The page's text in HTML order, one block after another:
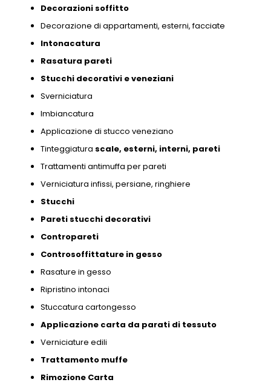
Decorazioni soffitto
Decorazione di appartamenti, esterni,facciate
Intonacatura
Rasatura pareti
Stucchi decorativi eveneziani
Sverniciatura
Imbiancatura
Applicazione di stucco veneziano
Tinteggiatura scale, esterni, interni, pareti
Trattamenti antimuffa per pareti
Verniciatura infissi, persiane, ringhiere
Stucchi
Pareti stucchi decorativi
Contropareti
Controsoffittature in gesso
Rasature in gesso
Ripristino intonaci
Stuccatura cartongesso
Applicazione carta da parati di tessuto
Verniciature edili
Trattamento muffe
Rimozione Carta